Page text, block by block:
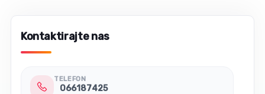
Kontaktirajte nas
TELEFON
066187425